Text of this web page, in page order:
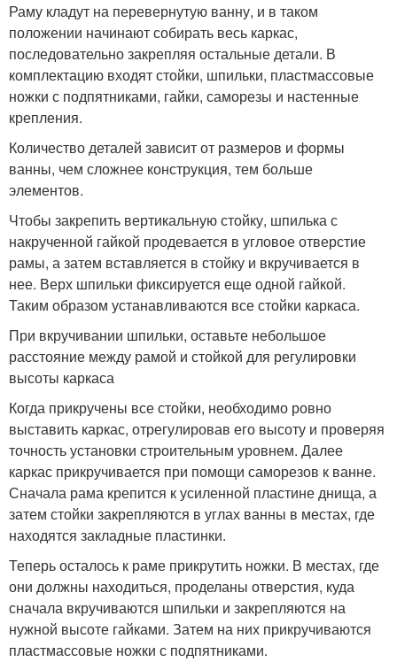
Раму кладут на перевернутую ванну, и в таком
положении начинают собирать весь каркас,
последовательно закрепляя остальные детали. В
комплектацию входят стойки, шпильки, пластмассовые
ножки с подпятниками, гайки, саморезы и настенные
крепления.
Количество деталей зависит от размеров и формы
ванны, чем сложнее конструкция, тем больше
элементов.
Чтобы закрепить вертикальную стойку, шпилька с
накрученной гайкой продевается в угловое отверстие
рамы, а затем вставляется в стойку и вкручивается в
нее. Верх шпильки фиксируется еще одной гайкой.
Таким образом устанавливаются все стойки каркаса.
При вкручивании шпильки, оставьте небольшое
расстояние между рамой и стойкой для регулировки
высоты каркаса
Когда прикручены все стойки, необходимо ровно
выставить каркас, отрегулировав его высоту и проверяя
точность установки строительным уровнем. Далее
каркас прикручивается при помощи саморезов к ванне.
Сначала рама крепится к усиленной пластине днища, а
затем стойки закрепляются в углах ванны в местах, где
находятся закладные пластинки.
Теперь осталось к раме прикрутить ножки. В местах, где
они должны находиться, проделаны отверстия, куда
сначала вкручиваются шпильки и закрепляются на
нужной высоте гайками. Затем на них прикручиваются
пластмассовые ножки с подпятниками.